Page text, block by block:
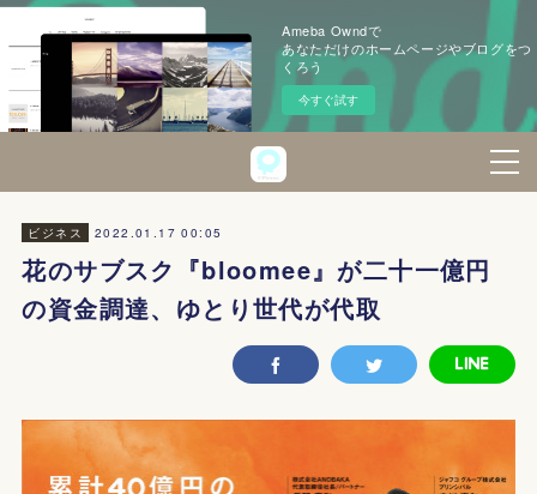
Ameba Owndで
あなただけのホームページやブログをつ
くろう
今すぐ試す
ビジネス 2022.01.17 00:05
花のサブスク『bloomee』が二十一億円
の資金調達、ゆとり世代が代取